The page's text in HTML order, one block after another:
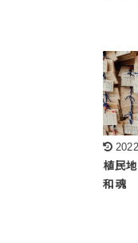
植民
和魂